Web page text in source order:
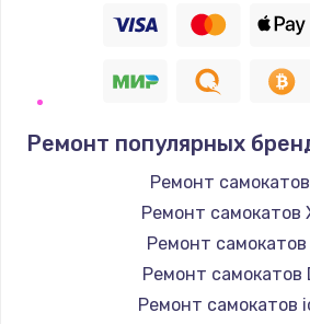
Ремонт популярных
Ремонт
Ремонт самокатов
Ремонт самокатов
Ремонт самокатов
Ремонт самокатов